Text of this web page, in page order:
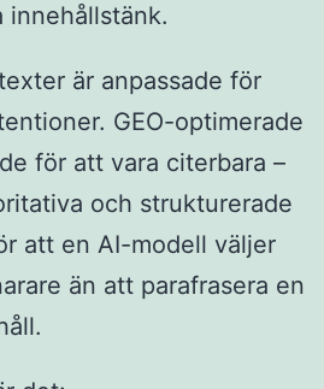
innehållstänk.
är anpassade för
GEO-optimerade
för att vara citerbara –
och strukturerade
att en AI-modell väljer
än att parafrasera en